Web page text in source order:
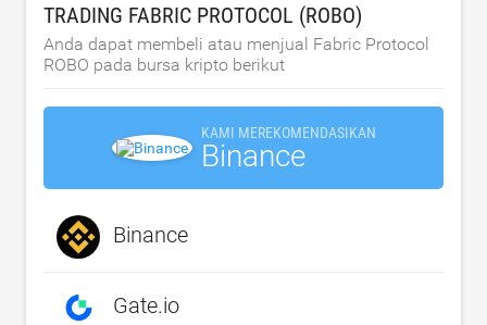
TRADING FABRIC PROTOCOL (ROBO)
Anda dapat membeli atau menjual Fabric Protocol
ROBO pada bursa kripto berikut
KAMI MEREKOMENDASIKAN
Binance
Binance
Gate.io